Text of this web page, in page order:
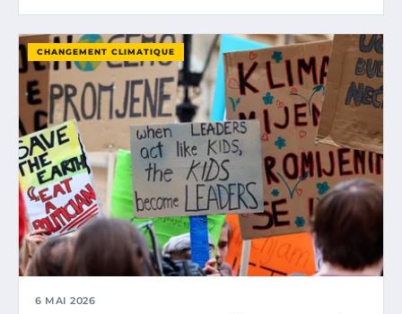
CHANGEMENT CLIMATIQUE
6 MAI 2026